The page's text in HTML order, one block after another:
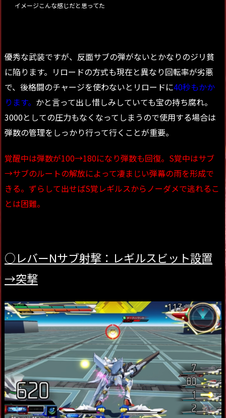
イメージこんな感じだと思ってた
優秀な武装ですが、反面サブの弾がないとかなりのジリ貧
に陥ります。リロードの方式も現在と異なり回転率が劣悪
で、後格闘のチャージを使わないとリロードに40秒もかか
ります。 かと言って出し惜しみしていても宝の持ち腐れ。
3000としての圧力もなくなってしまうので使用する場合は
弾数の管理をしっかり行って行くことが重要。
覚醒中は弾数が100→180になり弾数も回復。S覚中はサブ
→サブのルートの解放によって凄まじい弾幕の雨を形成で
きる。ずらして出せばS覚レギルスからノーダメで逃れるこ
とは困難。
○レバーNサブ射撃：レギルスビット設置
→突撃